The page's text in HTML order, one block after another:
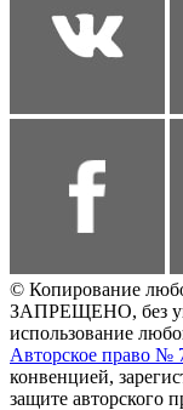
© Копирование
ЗАПРЕЩЕНО, без
использование
Авторское право №
конвенцией,
защите